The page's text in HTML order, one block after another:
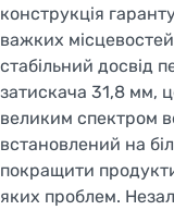
конструкція
важких
стабільний досвід
затискача 31,8 мм,
великим спектром
встановлений на
покращити
яких проблем.